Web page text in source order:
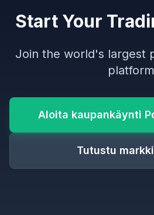
Start Your
Join the world's largest
platform
Aloita kaupankäynti
Tutustu